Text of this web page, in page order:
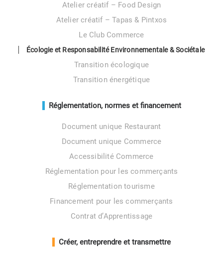
Atelier créatif – Food Design
Atelier créatif – Tapas & Pintxos
Le Club Commerce
Écologie et Responsabilité Environnementale & Sociétale
Transition écologique
Transition énergétique
Réglementation, normes et financement
Document unique Restaurant
Document unique Commerce
Accessibilité Commerce
Réglementation pour les commerçants
Réglementation tourisme
Financement pour les commerçants
Contrat d’Apprentissage
Créer, entreprendre et transmettre